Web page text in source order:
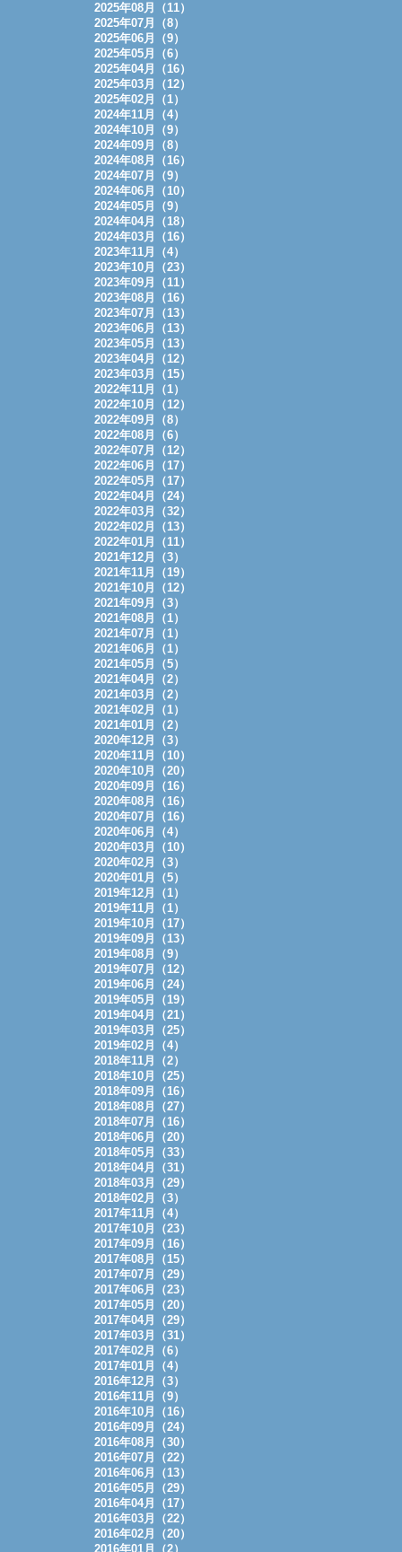
2025年08月（11）
2025年07月（8）
2025年06月（9）
2025年05月（6）
2025年04月（16）
2025年03月（12）
2025年02月（1）
2024年11月（4）
2024年10月（9）
2024年09月（8）
2024年08月（16）
2024年07月（9）
2024年06月（10）
2024年05月（9）
2024年04月（18）
2024年03月（16）
2023年11月（4）
2023年10月（23）
2023年09月（11）
2023年08月（16）
2023年07月（13）
2023年06月（13）
2023年05月（13）
2023年04月（12）
2023年03月（15）
2022年11月（1）
2022年10月（12）
2022年09月（8）
2022年08月（6）
2022年07月（12）
2022年06月（17）
2022年05月（17）
2022年04月（24）
2022年03月（32）
2022年02月（13）
2022年01月（11）
2021年12月（3）
2021年11月（19）
2021年10月（12）
2021年09月（3）
2021年08月（1）
2021年07月（1）
2021年06月（1）
2021年05月（5）
2021年04月（2）
2021年03月（2）
2021年02月（1）
2021年01月（2）
2020年12月（3）
2020年11月（10）
2020年10月（20）
2020年09月（16）
2020年08月（16）
2020年07月（16）
2020年06月（4）
2020年03月（10）
2020年02月（3）
2020年01月（5）
2019年12月（1）
2019年11月（1）
2019年10月（17）
2019年09月（13）
2019年08月（9）
2019年07月（12）
2019年06月（24）
2019年05月（19）
2019年04月（21）
2019年03月（25）
2019年02月（4）
2018年11月（2）
2018年10月（25）
2018年09月（16）
2018年08月（27）
2018年07月（16）
2018年06月（20）
2018年05月（33）
2018年04月（31）
2018年03月（29）
2018年02月（3）
2017年11月（4）
2017年10月（23）
2017年09月（16）
2017年08月（15）
2017年07月（29）
2017年06月（23）
2017年05月（20）
2017年04月（29）
2017年03月（31）
2017年02月（6）
2017年01月（4）
2016年12月（3）
2016年11月（9）
2016年10月（16）
2016年09月（24）
2016年08月（30）
2016年07月（22）
2016年06月（13）
2016年05月（29）
2016年04月（17）
2016年03月（22）
2016年02月（20）
2016年01月（2）